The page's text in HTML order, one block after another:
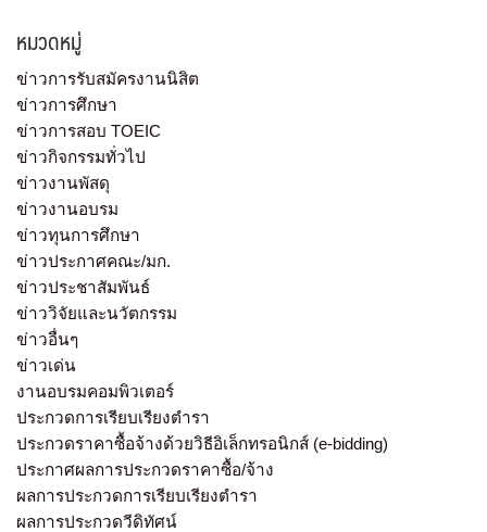
หมวดหมู่
ข่าวการรับสมัครงานนิสิต
ข่าวการศึกษา
ข่าวการสอบ TOEIC
ข่าวกิจกรรมทั่วไป
ข่าวงานพัสดุ
ข่าวงานอบรม
ข่าวทุนการศึกษา
ข่าวประกาศคณะ/มก.
ข่าวประชาสัมพันธ์
ข่าววิจัยและนวัตกรรม
ข่าวอื่นๆ
ข่าวเด่น
งานอบรมคอมพิวเตอร์
ประกวดการเรียบเรียงตำรา
ประกวดราคาซื้อจ้างด้วยวิธีอิเล็กทรอนิกส์ (e-bidding)
ประกาศผลการประกวดราคาซื้อ/จ้าง
ผลการประกวดการเรียบเรียงตำรา
ผลการประกวดวีดิทัศน์